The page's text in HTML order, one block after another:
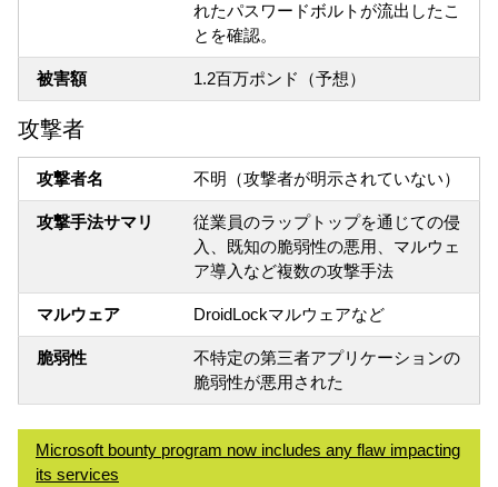
れたパスワードボルトが流出したこ
とを確認。
被害額 1.2百万ポンド（予想）
攻撃者
攻撃者名 不明（攻撃者が明示されていない）
攻撃手法サマリ
従業員のラップトップを通じての侵
入、既知の脆弱性の悪用、マルウェ
ア導入など複数の攻撃手法
マルウェア DroidLockマルウェアなど
脆弱性
不特定の第三者アプリケーションの
脆弱性が悪用された
Microsoft bounty program now includes any flaw impacting
its services